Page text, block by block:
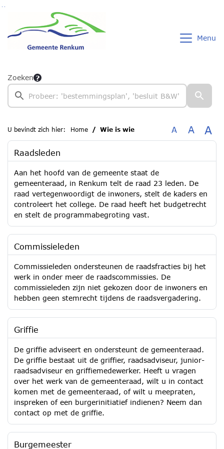
Ga naar de inhoud van deze pagina
Ga naar het zoeken
Ga naar het menu
Menu
Zoeken
U bevindt zich hier: Home Wie is wie A A A
Raadsleden
Aan het hoofd van de gemeente staat de
gemeenteraad, in Renkum telt de raad 23 leden. De
raad vertegenwoordigt de inwoners, stelt de kaders en
controleert het college. De raad heeft het budgetrecht
en stelt de programmabegroting vast.
Commissieleden
Commissieleden ondersteunen de raadsfracties bij het
werk in onder meer de raadscommissies. De
commissieleden zijn niet gekozen door de inwoners en
hebben geen stemrecht tijdens de raadsvergadering.
Griffie
De griffie adviseert en ondersteunt de gemeenteraad.
De griffie bestaat uit de griffier, raadsadviseur, junior-
raadsadviseur en griffiemedewerker. Heeft u vragen
over het werk van de gemeenteraad, wilt u in contact
komen met de gemeenteraad, of wilt u meepraten,
inspreken of een burgerinitiatief indienen? Neem dan
contact op met de griffie.
Burgemeester